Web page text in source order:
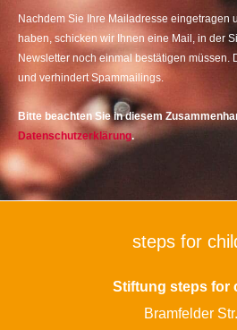
Nachdem Sie Ihre Mailadresse eingetragen
haben, schicken wir Ihnen eine Mail, in der
Newsletter noch einmal bestätigen müssen.
und verhindert Spammailings.
Bitte beachten Sie in diesem
Datenschutzerklärung.
steps for
Stiftung steps for
Bramfelder